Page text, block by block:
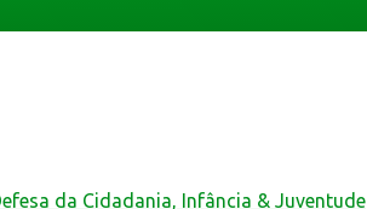
da Cidadania, Infância & Juventude